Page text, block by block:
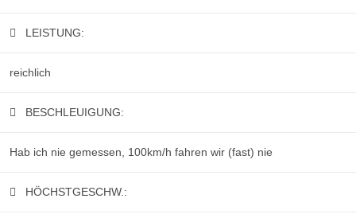
LEISTUNG:
reichlich
BESCHLEUIGUNG:
Hab ich nie gemessen, 100km/h fahren wir (fast) nie
HÖCHSTGESCHW.: